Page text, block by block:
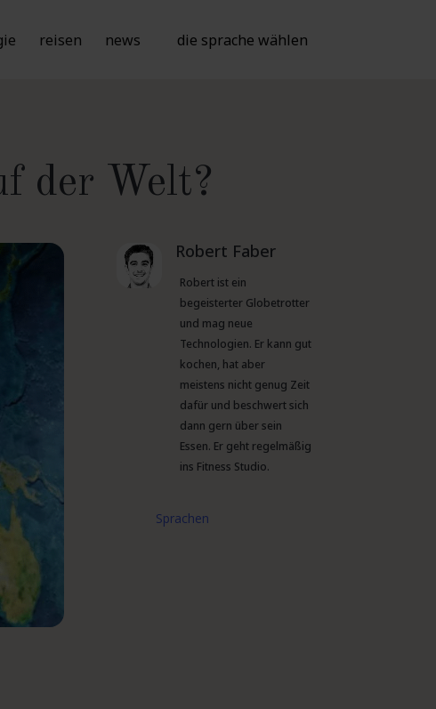
die sprache wählen
reisen news
der Welt?
Robert Faber
Robert ist ein
begeisterter Globetrotter
und mag neue
Technologien. Er kann gut
kochen, hat aber
meistens nicht genug Zeit
dafür und beschwert sich
dann gern über sein
Essen. Er geht regelmäßig
ins Fitness Studio.
Sprachen